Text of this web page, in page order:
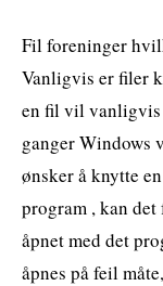
Fil foreninger
Vanligvis er filer
en fil vil vanligvis
ganger Windows
ønsker å knytte
program , kan
åpnet med det
åpnes på feil